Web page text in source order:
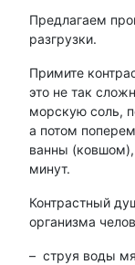
Предлагаем
разгрузки.
Примите
это не так
морскую соль,
а потом
ванны
минут.
Контрастный
организма
– струя воды